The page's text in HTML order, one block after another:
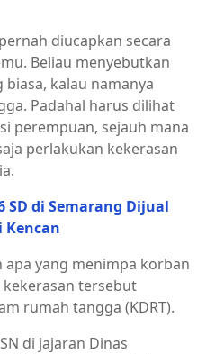
diucapkan secara
Beliau menyebutkan
kalau namanya
Padahal harus dilihat
perempuan, sejauh mana
perlakukan kekerasan
SD di Semarang Dijual
Kencan
yang menimpa korban
kekerasan tersebut
rumah tangga (KDRT).
di jajaran Dinas